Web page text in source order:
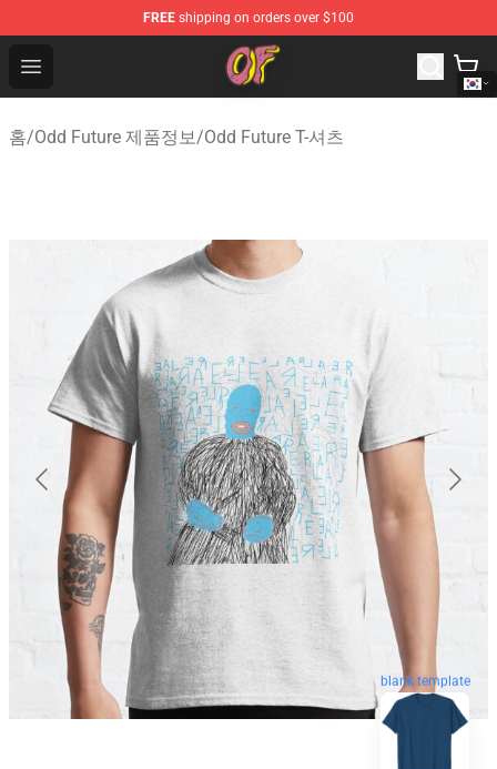
FREE shipping on orders over $100
Open menu
Odd Future Shop - Official Odd Future Merchandise Store
홈/Odd Future 제품정보/Odd Future T-셔츠
blank template